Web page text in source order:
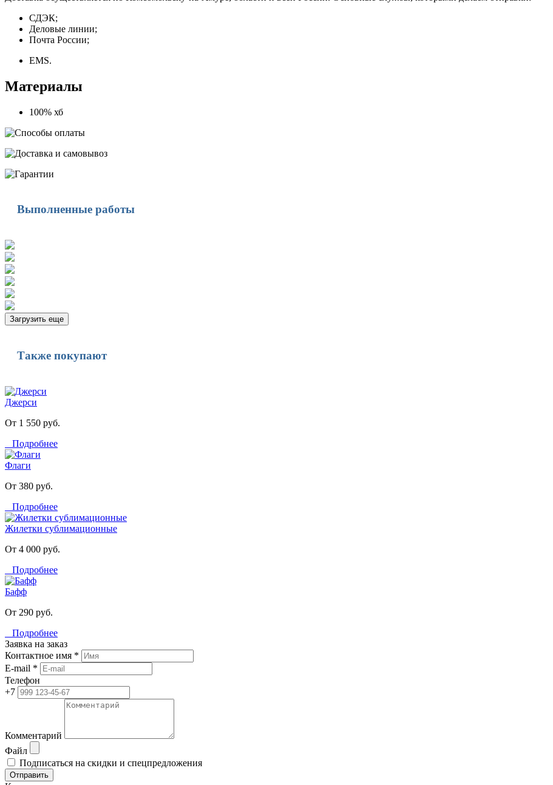
СДЭК;
Деловые линии;
Почта России;
EMS.
Материалы
100% хб
Выполненные работы
Загрузить еще
Также покупают
Джерси
От 1 550 руб.
Подробнее
Флаги
От 380 руб.
Подробнее
Жилетки сублимационные
От 4 000 руб.
Подробнее
Бафф
От 290 руб.
Подробнее
Заявка на заказ
Контактное имя *
E-mail *
Телефон
+7
Комментарий
Файл
Подписаться на скидки и спецпредложения
Отправить